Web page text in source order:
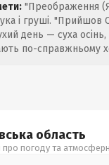
"Преображення
і груші. "Прийшов
день — суха
по-справжньому
область
про погоду та